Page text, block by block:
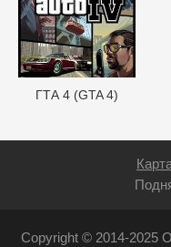
ГТА 4 (GTA 4)
Copyright © 2014-2025